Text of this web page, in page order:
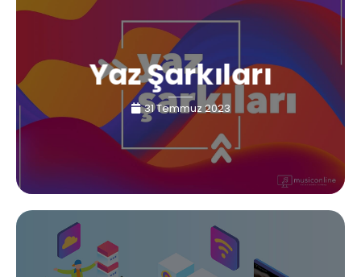
Yaz Şarkıları
31 Temmuz 2023